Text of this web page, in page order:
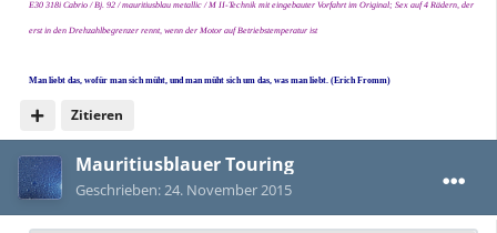
Zitieren
E30 318i Cabrio / Bj. 92 / mauritiusblau metallic / M II-Technik mit eingebauter Vorfahrt im Original; Sex auf 4 Rädern, der
erst in den Drehzahlbegrenzer rennt, wenn der Motor auf Betriebstemperatur ist
Man liebt das, wofür man sich müht, und man müht sich um das, was man liebt. (Erich Fromm)
Mauritiusblauer Touring
Geschrieben:24. November 2015